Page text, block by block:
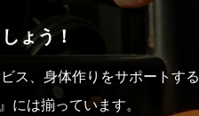
ょう！
ス、身体作りをサポートする
には揃っています。